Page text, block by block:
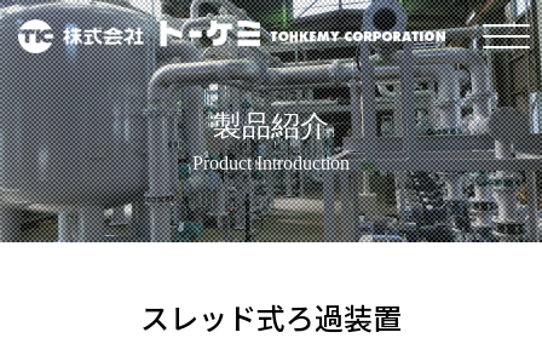
製品紹介
Product Introduction
スレッド式ろ過装置